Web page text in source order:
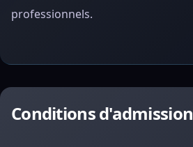
professionnels.
Conditions d'admission